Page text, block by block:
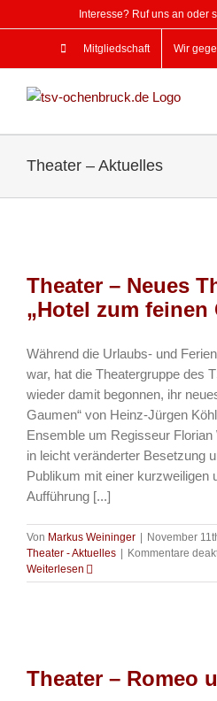
Inhalt
Interesse? Ruf uns an oder
Mitgliedschaft Wir
Theater – Aktuelles
Theater – Neues
„Hotel zum feinen
Während die Urlaubs- und
war, hat die Theatergruppe des
wieder damit begonnen, ihr
Gaumen“ von Heinz-Jürgen
Ensemble um Regisseur
in leicht veränderter Besetzung
Publikum mit einer kurzweiligen
Aufführung [...]
Von Markus Weininger November
Theater - Aktuelles
Kommentare
Weiterlesen
Theater – Romeo